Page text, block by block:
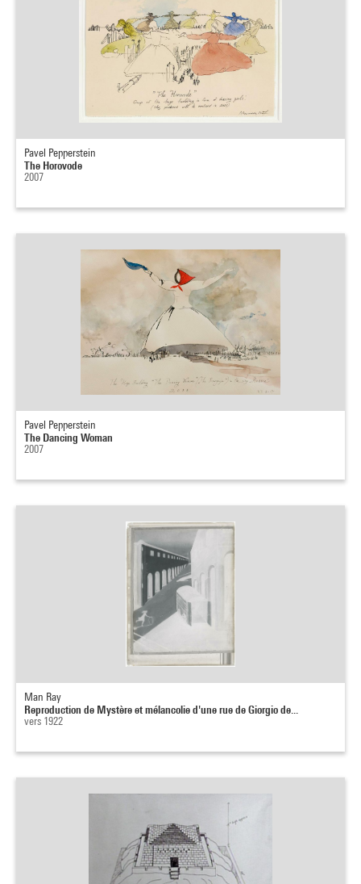
Pavel Pepperstein
The Horovode
2007
Pavel Pepperstein
The Dancing Woman
2007
Man Ray
Reproduction de Mystère et mélancolie d'une rue de Giorgio de...
vers 1922